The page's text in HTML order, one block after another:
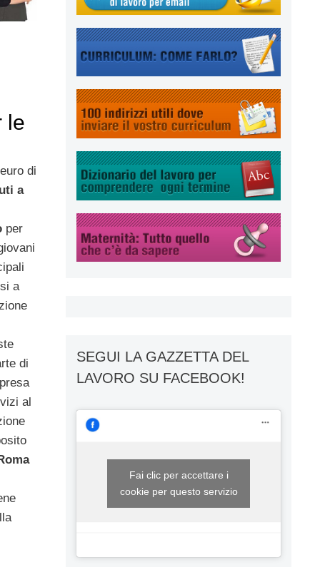
le
di
a
per
a
di
al
SEGUI LA GAZZETTA DEL
LAVORO SU FACEBOOK!
Fai clic per accettare i
cookie per questo servizio